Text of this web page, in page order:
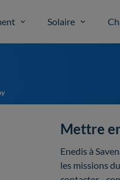
Solaire
Mettre
Enedis à
les missions